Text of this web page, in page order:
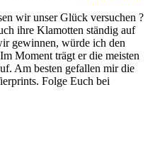
wir unser Glück versuchen ?
ihre Klamotten ständig auf
gewinnen, würde ich den
Moment trägt er die meisten
Am besten gefallen mir die
Folge Euch bei